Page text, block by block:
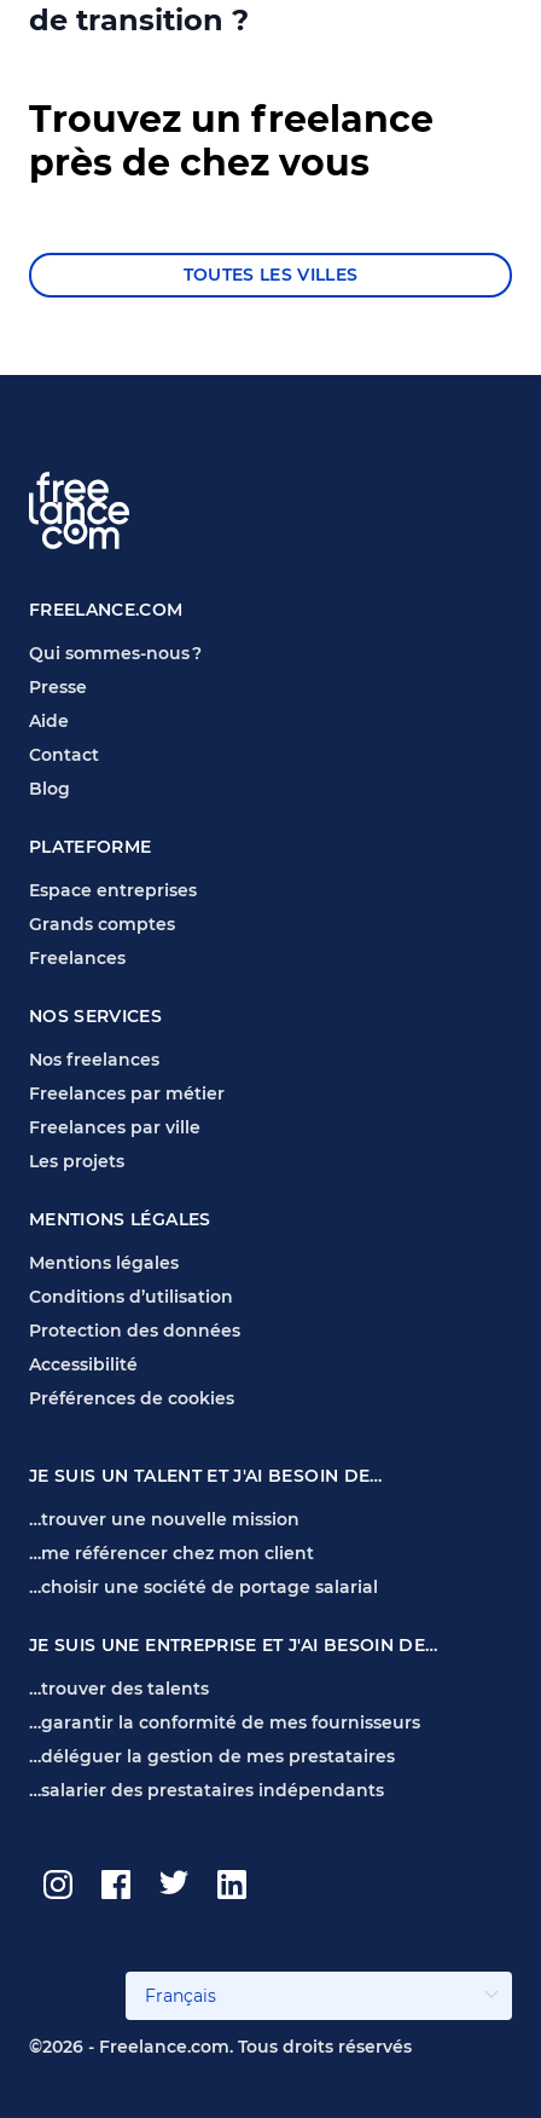
de transition ?
Trouvez un freelance
près de chez vous
TOUTES LES VILLES
FREELANCE.COM
Qui sommes-nous ?
Presse
Aide
Contact
Blog
PLATEFORME
Espace entreprises
Grands comptes
Freelances
NOS SERVICES
Nos freelances
Freelances par métier
Freelances par ville
Les projets
MENTIONS LÉGALES
Mentions légales
Conditions d’utilisation
Protection des données
Accessibilité
Préférences de cookies
JE SUIS UN TALENT ET J'AI BESOIN DE…
…trouver une nouvelle mission
…me référencer chez mon client
…choisir une société de portage salarial
JE SUIS UNE ENTREPRISE ET J'AI BESOIN DE…
…trouver des talents
…garantir la conformité de mes fournisseurs
…déléguer la gestion de mes prestataires
…salarier des prestataires indépendants
©2026 - Freelance.com. Tous droits réservés